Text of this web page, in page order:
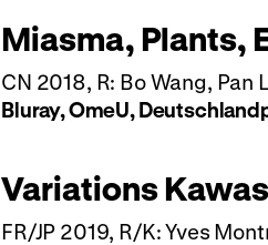
Miasma, Plants,
CN 2018, R: Bo Wang, Pan
Bluray, OmeU,
Variations
FR/JP 2019, R/K: Yves